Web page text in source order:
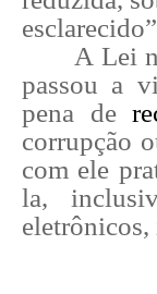
A Lei
passou a
pena de
corrupção
com ele
la,
eletrônicos,